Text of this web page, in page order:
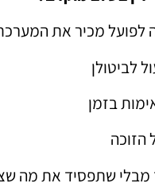
לפועל מכיר את
לביטולן
בזמן
הזוכה
מבלי שתפסיד את מה